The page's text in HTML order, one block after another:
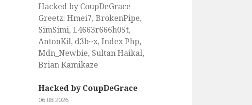
Hacked by CoupDeGrace
Greetz: Hmei7, BrokenPipe,
SimSimi, L4663r666h05t,
AntonKil, d3b~x, Index Php,
Mdn_Newbie, Sultan Haikal,
Brian Kamikaze
Hacked by CoupDeGrace
06.08.2026